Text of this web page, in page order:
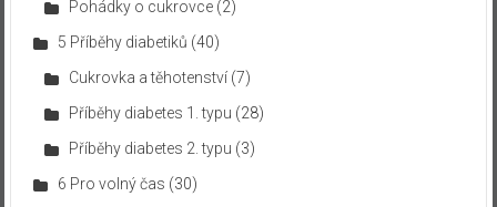
Pohádky o cukrovce(2)
5 Příběhy diabetiků (40)
Cukrovka a těhotenství(7)
Příběhy diabetes 1. typu (28)
Příběhy diabetes 2. typu (3)
6 Pro volný čas (30)